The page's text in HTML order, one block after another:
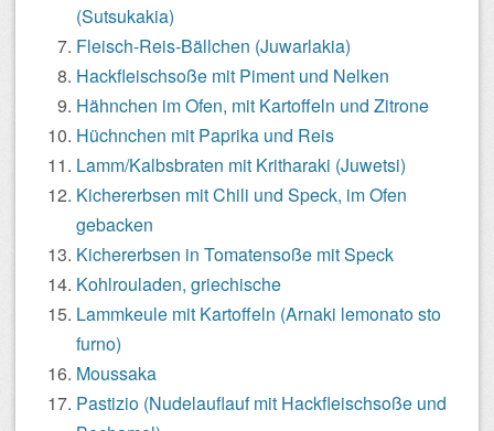
(Sutsukakia)
Fleisch-Reis-Bällchen (Juwarlakia)
Hackfleischsoße mit Piment und Nelken
Hähnchen im Ofen, mit Kartoffeln und Zitrone
Hüchnchen mit Paprika und Reis
Lamm/Kalbsbraten mit Kritharaki (Juwetsi)
Kichererbsen mit Chili und Speck, im Ofen
gebacken
Kichererbsen in Tomatensoße mit Speck
Kohlrouladen, griechische
Lammkeule mit Kartoffeln (Arnaki lemonato sto
furno)
Moussaka
Pastizio (Nudelauflauf mit Hackfleischsoße und